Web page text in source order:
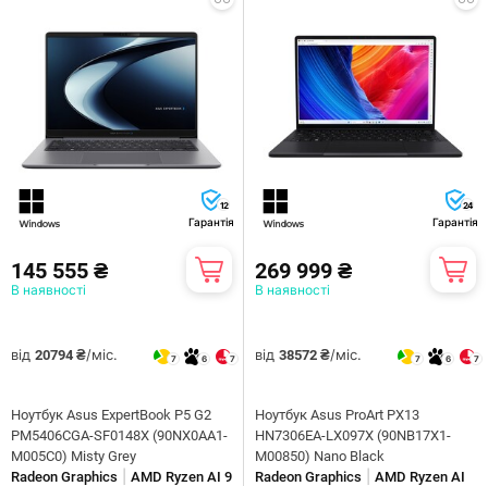
12
Гарантія
145 555 ₴
В наявності
від 20794 ₴/міс. 7 6 7
Ноутбук Asus ExpertBook P5 G2
PM5406CGA-SF0148X (90NX0AA1-
M005C0) Misty Grey
Radeon Graphics
AMD Ryzen AI 9
24
Гарантія
269 999 ₴
В наявності
від 38572 ₴/міс. 7 6 7
Ноутбук Asus ProArt PX13
HN7306EA-LX097X (90NB17X1-
M00850) Nano Black
Radeon Graphics
AMD Ryzen AI